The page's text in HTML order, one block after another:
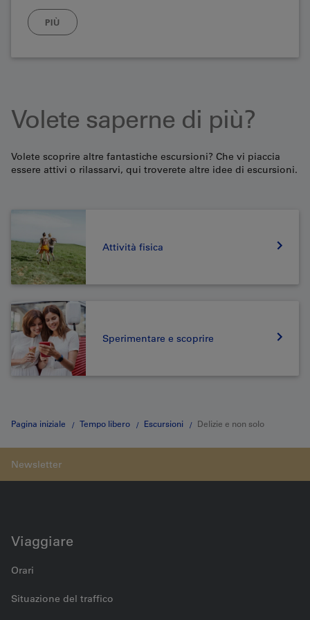
PIÙ
Volete saperne di più?
Volete scoprire altre fantastiche escursioni? Che vi piaccia
essere attivi o rilassarvi, qui troverete altre idee di escursioni.
Attività fisica
Sperimentare e scoprire
Pagina iniziale Tempo libero Escursioni Delizie e non solo
Viaggiare
Orari
Situazione del traffico